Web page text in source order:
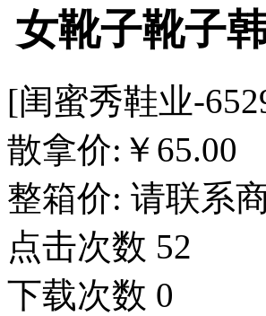
女靴子靴子
[闺蜜秀鞋业-
散拿价: ￥ 65.00
整箱价: 请联系
点击次数 52
下载次数 0